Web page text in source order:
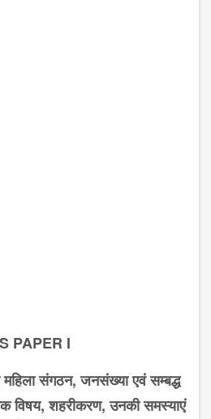
PAPER I
संगठन,जनसंख्या एवं सम्बद्ध
विषय,शहरीकरण,उनकी समस्याएं